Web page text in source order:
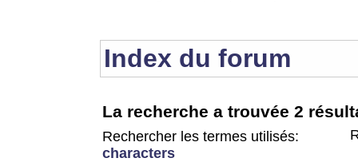
Index du forum
La recherche a trouvée 2
Rechercher les termes utilisés:
characters